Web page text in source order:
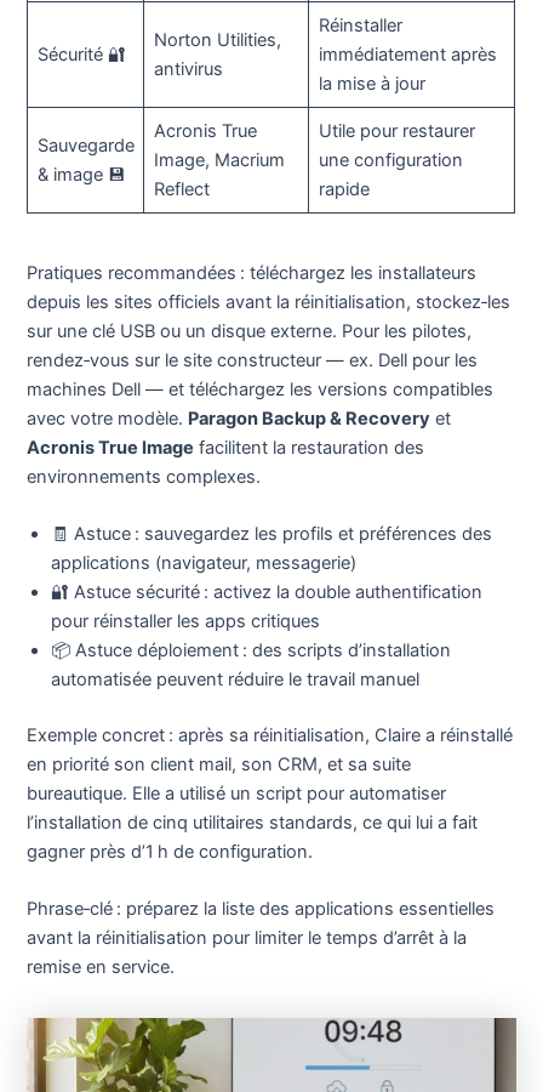
Sécurité 🔐
Norton Utilities,
antivirus
Réinstaller
immédiatement après
la mise à jour
Sauvegarde
& image 💾
Acronis True
Image, Macrium
Reflect
Utile pour restaurer
une configuration
rapide
Pratiques recommandées : téléchargez les installateurs
depuis les sites officiels avant la réinitialisation, stockez‑les
sur une clé USB ou un disque externe. Pour les pilotes,
rendez‑vous sur le site constructeur — ex. Dell pour les
machines Dell — et téléchargez les versions compatibles
avec votre modèle. Paragon Backup & Recovery et
Acronis True Image facilitent la restauration des
environnements complexes.
🧾 Astuce : sauvegardez les profils et préférences des
applications (navigateur, messagerie)
🔐 Astuce sécurité : activez la double authentification
pour réinstaller les apps critiques
📦 Astuce déploiement : des scripts d’installation
automatisée peuvent réduire le travail manuel
Exemple concret : après sa réinitialisation, Claire a réinstallé
en priorité son client mail, son CRM, et sa suite
bureautique. Elle a utilisé un script pour automatiser
l’installation de cinq utilitaires standards, ce qui lui a fait
gagner près d’1 h de configuration.
Phrase‑clé : préparez la liste des applications essentielles
avant la réinitialisation pour limiter le temps d’arrêt à la
remise en service.